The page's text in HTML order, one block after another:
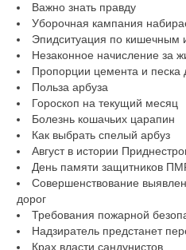
Важно знать правду
Уборочная кампания
Эпидситуация по кишечным
Незаконное начисление за
Пропорции цемента и песка
Польза арбуза
Гороскоп на текущий месяц
Болезнь кошачьих царапин
Как выбрать спелый арбуз
Август в истории
День памяти защитников
Совершенствование
дорог
Требования пожарной
Надзиратель предстанет
Крах власти сандунистов